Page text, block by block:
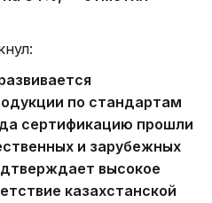
по стандартам
сертификацию прошли
и зарубежных
высокое
казахстанской